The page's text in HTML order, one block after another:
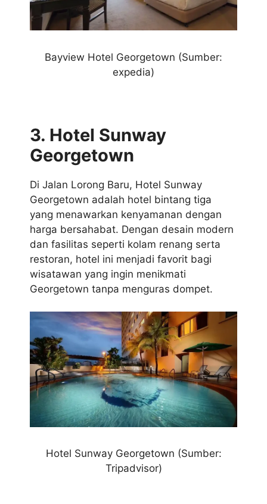
Bayview Hotel Georgetown (Sumber:
expedia)
3. Hotel Sunway
Georgetown
Di Jalan Lorong Baru, Hotel Sunway
Georgetown adalah hotel bintang tiga
yang menawarkan kenyamanan dengan
harga bersahabat. Dengan desain modern
dan fasilitas seperti kolam renang serta
restoran, hotel ini menjadi favorit bagi
wisatawan yang ingin menikmati
Georgetown tanpa menguras dompet.
Hotel Sunway Georgetown (Sumber:
Tripadvisor)